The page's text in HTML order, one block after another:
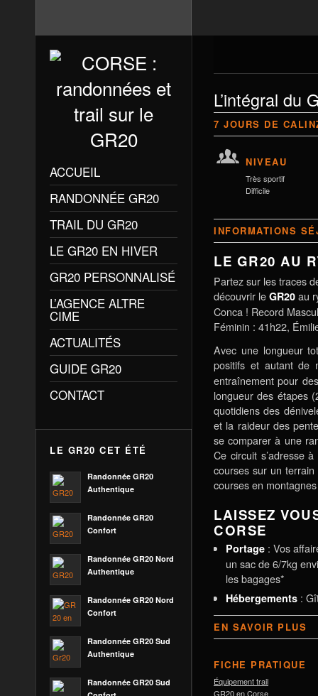
L’intégral du
7 JOURS DE
NIVEAU
Très sportif
Difficile
INFORMATIONS
LE GR20 AU
Partez sur les traces
découvrir le GR20 au
Conca ! Record
Féminin : 41h22,
Avec une longueur
positifs et autant de
entraînement pour
longueur des étapes
quotidiens des
et la raideur des
se comparer à une
Ce circuit s’adresse
courses sur un
courses en
LAISSEZ
CORSE
Portage : Vos
un sac de 6/7kg
les bagages*
Hébergements :
EN SAVOIR PLUS
FICHE PRATIQUE
Équipement trail
GR20 en Corse
ACCUEIL
RANDONNÉE GR20
TRAIL DU GR20
LE GR20 EN HIVER
GR20 PERSONNALISÉ
L’AGENCE ALTRE
CIME
ACTUALITÉS
GUIDE GR20
CONTACT
LE GR20 CET ÉTÉ
Randonnée GR20
Authentique
Randonnée GR20
Confort
Randonnée GR20 Nord
Authentique
Randonnée GR20 Nord
Confort
Randonnée GR20 Sud
Authentique
Randonnée GR20 Sud